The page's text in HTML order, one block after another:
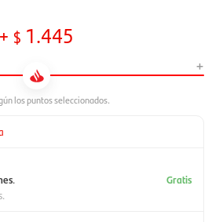
+ $ 1.445
+
.
Gratis